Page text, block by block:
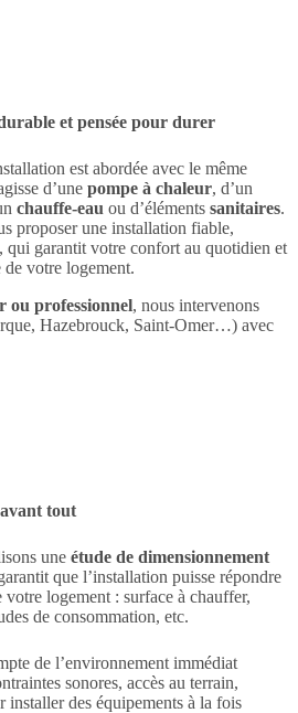
et pensée pour durer
est abordée avec le même
d’une pompe à chaleur, d’un
chauffe-eau ou d’éléments sanitaires.
proposer une installation fiable,
qui garantit votre confort au quotidien et
votre logement.
ou professionnel, nous intervenons
Hazebrouck, Saint-Omer…) avec
tout
une étude de dimensionnement
que l’installation puisse répondre
votre logement : surface à chauffer,
de consommation, etc.
de l’environnement immédiat
sonores, accès au terrain,
des équipements à la fois